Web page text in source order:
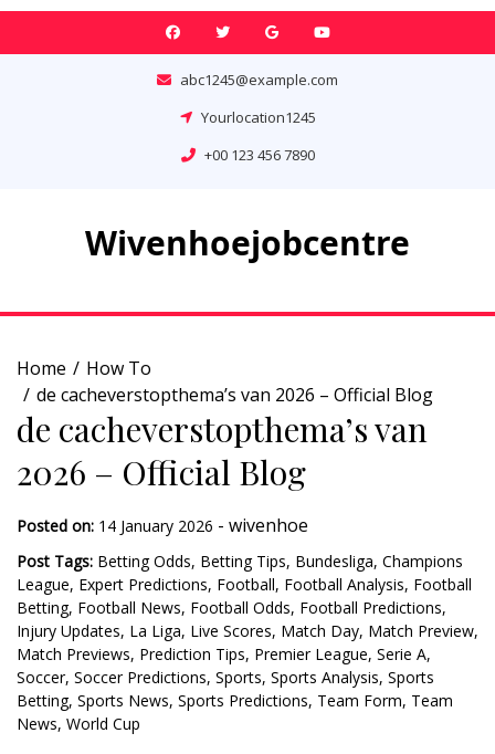
Skip
abc1245@example.com
Yourlocation1245
+00 123 456 7890
Wivenhoejobcentre
Home
How To
de cacheverstopthema’s van 2026 – Official Blog
de cacheverstopthema’s van
2026 – Official Blog
Posted on: 14 January 2026 - wivenhoe
Post Tags: Betting Odds, Betting Tips, Bundesliga, Champions
League, Expert Predictions, Football, Football Analysis, Football
Betting, Football News, Football Odds, Football Predictions,
Injury Updates, La Liga, Live Scores, Match Day, Match Preview,
Match Previews, Prediction Tips, Premier League, Serie A,
Soccer, Soccer Predictions, Sports, Sports Analysis, Sports
Betting, Sports News, Sports Predictions, Team Form, Team
News, World Cup